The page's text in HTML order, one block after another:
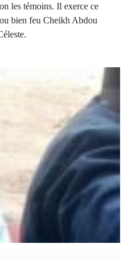
les témoins. Il exerce ce
bien feu Cheikh Abdou